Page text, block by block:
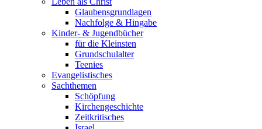
Glaubensgrundlagen
Nachfolge & Hingabe
Kinder- & Jugendbücher
für die Kleinsten
Grundschulalter
Teenies
Evangelistisches
Sachthemen
Schöpfung
Kirchengeschichte
Zeitkritisches